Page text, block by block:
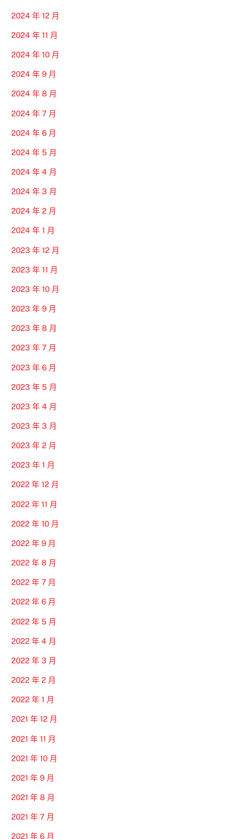
2024 年 12 月
2024 年 11 月
2024 年 10 月
2024 年 9 月
2024 年 8 月
2024 年 7 月
2024 年 6 月
2024 年 5 月
2024 年 4 月
2024 年 3 月
2024 年 2 月
2024 年 1 月
2023 年 12 月
2023 年 11 月
2023 年 10 月
2023 年 9 月
2023 年 8 月
2023 年 7 月
2023 年 6 月
2023 年 5 月
2023 年 4 月
2023 年 3 月
2023 年 2 月
2023 年 1 月
2022 年 12 月
2022 年 11 月
2022 年 10 月
2022 年 9 月
2022 年 8 月
2022 年 7 月
2022 年 6 月
2022 年 5 月
2022 年 4 月
2022 年 3 月
2022 年 2 月
2022 年 1 月
2021 年 12 月
2021 年 11 月
2021 年 10 月
2021 年 9 月
2021 年 8 月
2021 年 7 月
2021 年 6 月